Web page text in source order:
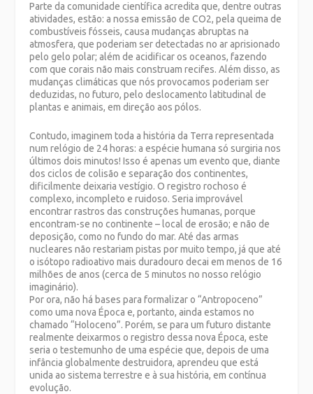
Parte da comunidade científica acredita que, dentre outras
atividades, estão: a nossa emissão de CO2, pela queima de
combustíveis fósseis, causa mudanças abruptas na
atmosfera, que poderiam ser detectadas no ar aprisionado
pelo gelo polar; além de acidificar os oceanos, fazendo
com que corais não mais construam recifes. Além disso, as
mudanças climáticas que nós provocamos poderiam ser
deduzidas, no futuro, pelo deslocamento latitudinal de
plantas e animais, em direção aos pólos.
Contudo, imaginem toda a história da Terra representada
num relógio de 24 horas: a espécie humana só surgiria nos
últimos dois minutos! Isso é apenas um evento que, diante
dos ciclos de colisão e separação dos continentes,
dificilmente deixaria vestígio. O registro rochoso é
complexo, incompleto e ruidoso. Seria improvável
encontrar rastros das construções humanas, porque
encontram-se no continente – local de erosão; e não de
deposição, como no fundo do mar. Até das armas
nucleares não restariam pistas por muito tempo, já que até
o isótopo radioativo mais duradouro decai em menos de 16
milhões de anos (cerca de 5 minutos no nosso relógio
imaginário).
Por ora, não há bases para formalizar o “Antropoceno”
como uma nova Época e, portanto, ainda estamos no
chamado “Holoceno”. Porém, se para um futuro distante
realmente deixarmos o registro dessa nova Época, este
seria o testemunho de uma espécie que, depois de uma
infância globalmente destruidora, aprendeu que está
unida ao sistema terrestre e à sua história, em contínua
evolução.